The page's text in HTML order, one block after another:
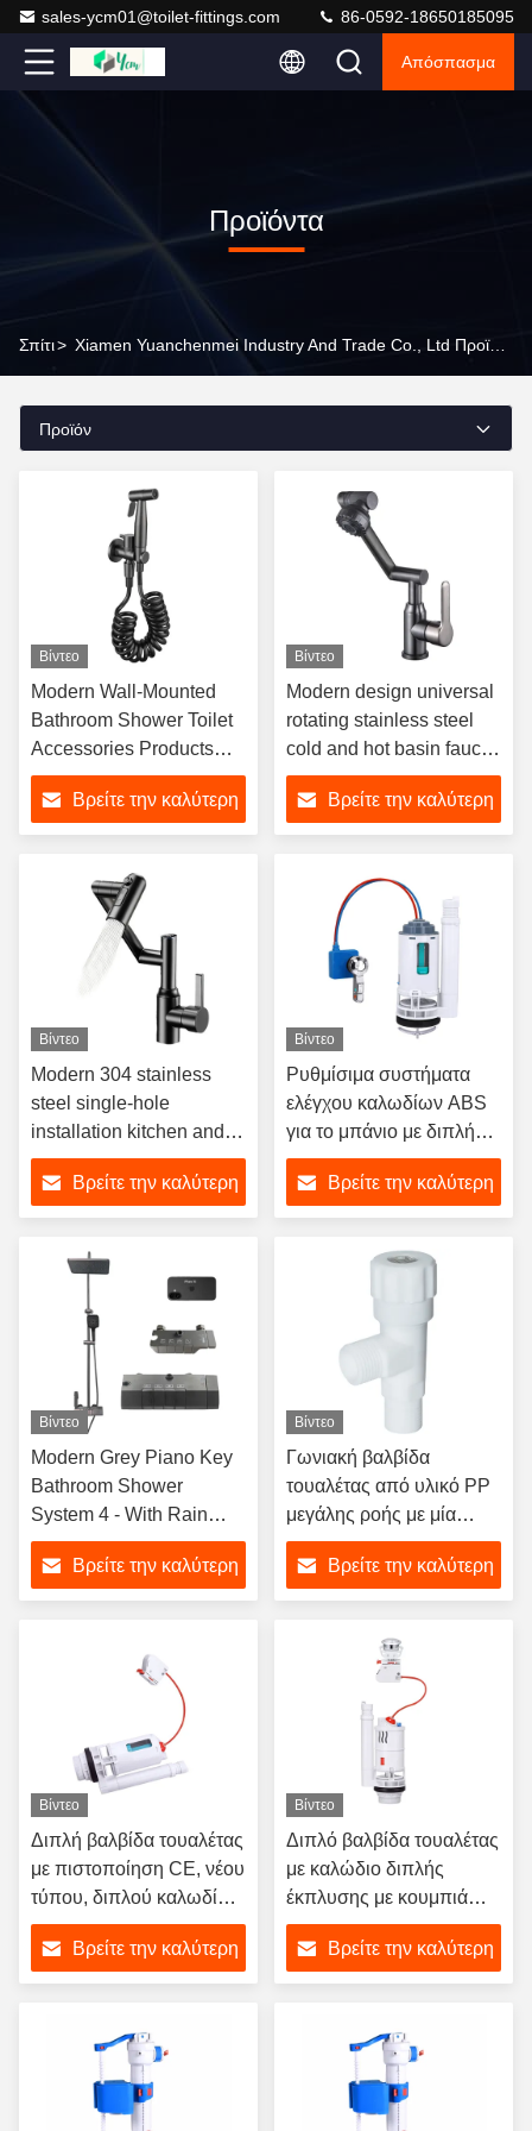
sales-ycm01@toilet-fittings.com 86-0592-18650185095
Απόσπασμα
Προϊόντα
Σπίτι> Xiamen Yuanchenmei Industry And Trade Co., Ltd Προϊόντα On-Line
Προϊόν
Βίντεο
Modern Wall-Mounted
Bathroom Shower Toilet
Accessories Products
Bathroom Toilet
Companion Flusher
Βρείτε την καλύτερη
Βίντεο
Modern design universal
rotating stainless steel
cold and hot basin faucet
ceramic valve core
bathroom mixer faucet
Βρείτε την καλύτερη
Βίντεο
Modern 304 stainless
steel single-hole
installation kitchen and
bathroom faucet, cold
and hot dual-purpose
ceramic basin faucet,
Βρείτε την καλύτερη
Βίντεο
Ρυθμίσιμα συστήματα
ελέγχου καλωδίων ABS
για το μπάνιο με διπλή
βαλβίδα τουαλέτας
Βρείτε την καλύτερη
Βίντεο
Modern Grey Piano Key
Bathroom Shower
System 4 - With Rain
Shower And Massage
Spray Modes Function
Βρείτε την καλύτερη
Βίντεο
Γωνιακή βαλβίδα
τουαλέτας από υλικό PP
μεγάλης ροής με μία
είσοδο και δύο εξόδους
για μίκτη ζεστού και
κρύου νερού
Βρείτε την καλύτερη
Βίντεο
Διπλή βαλβίδα τουαλέτας
με πιστοποίηση CE, νέου
τύπου, διπλού καλωδίου,
ABS πλαστικό, χρήση σε
μπάνιο, για ουρητήρια
Βρείτε την καλύτερη
Βίντεο
Διπλό βαλβίδα τουαλέτας
με καλώδιο διπλής
έκπλυσης με κουμπιά
πάνω και στο πλάι,
κατασκευασμένη από
υλικό ABS, για κιτ
δεξαμενής μπάνιου.
Βρείτε την καλύτερη